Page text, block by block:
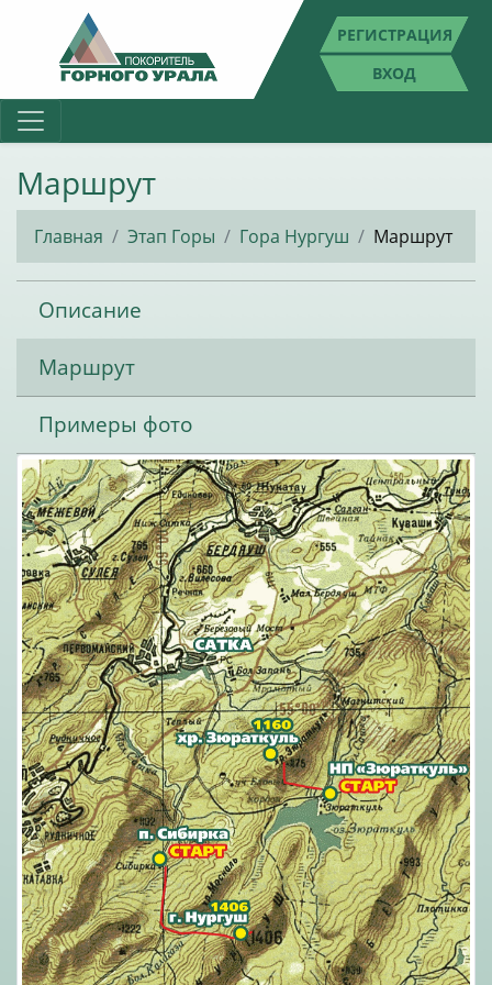
РЕГИСТРАЦИЯ
ВХОД
Маршрут
Главная Этап Горы Гора Нургуш Маршрут
Описание
Маршрут
Примеры фото